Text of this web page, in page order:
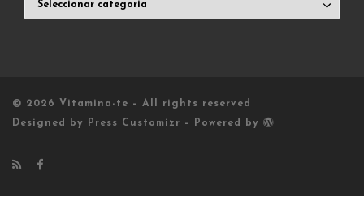
VITAMINADOS
© 2026 Vitamina-te – All rights reserved
Designed by Press Customizr – Powered by